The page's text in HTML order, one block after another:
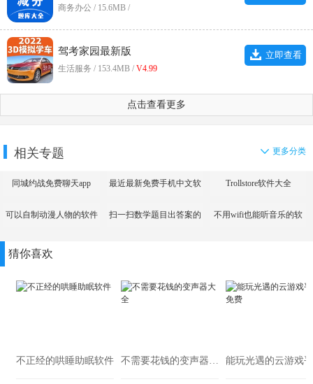
商务办公 / 15.6MB /
驾考家园最新版
生活服务 / 153.4MB / V4.99
立即查看
点击查看更多
相关专题 更多分类
同城约战免费聊天app 最近最新免费手机中文软 Trollstore软件大全
可以自制动漫人物的软件 扫一扫数学题目出答案的 不用wifi也能听音乐的软
猜你喜欢
不正经的哄睡助眠软件 不需要花钱的变声器大全